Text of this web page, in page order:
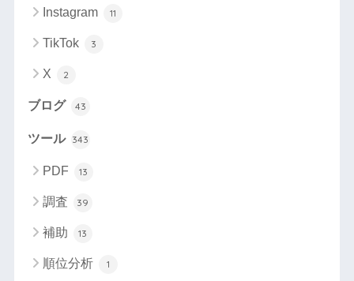
Instagram 11
TikTok 3
X 2
ブログ 43
ツール 343
PDF 13
調査 39
補助 13
順位分析 1